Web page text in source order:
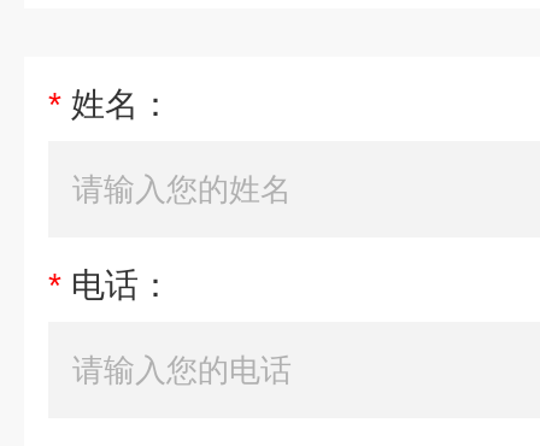
* 姓名：
* 电话：